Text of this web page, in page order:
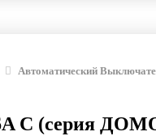
Автоматический
C (серия